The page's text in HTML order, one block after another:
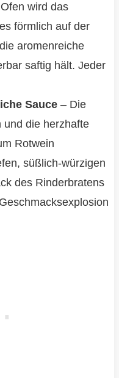
wird das
förmlich auf der
aromenreiche
saftig hält. Jeder
Sauce– Die
und die herzhafte
Rotwein
süßlich-würzigen
des Rinderbratens